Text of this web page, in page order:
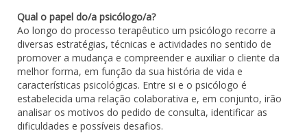
Qual o papel do/a psicólogo/a?
Ao longo do processo terapêutico um psicólogo recorre a
diversas estratégias, técnicas e actividades no sentido de
promover a mudança e compreender e auxiliar o cliente da
melhor forma, em função da sua história de vida e
características psicológicas. Entre si e o psicólogo é
estabelecida uma relação colaborativa e, em conjunto, irão
analisar os motivos do pedido de consulta, identificar as
dificuldades e possíveis desafios.